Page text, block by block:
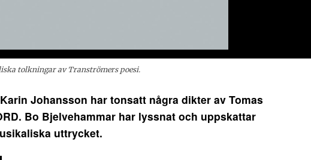
tolkningar av Tranströmers poesi.
Johansson har tonsatt några dikter av Tomas
Bo Bjelvehammar har lyssnat och uppskattar
uttrycket.